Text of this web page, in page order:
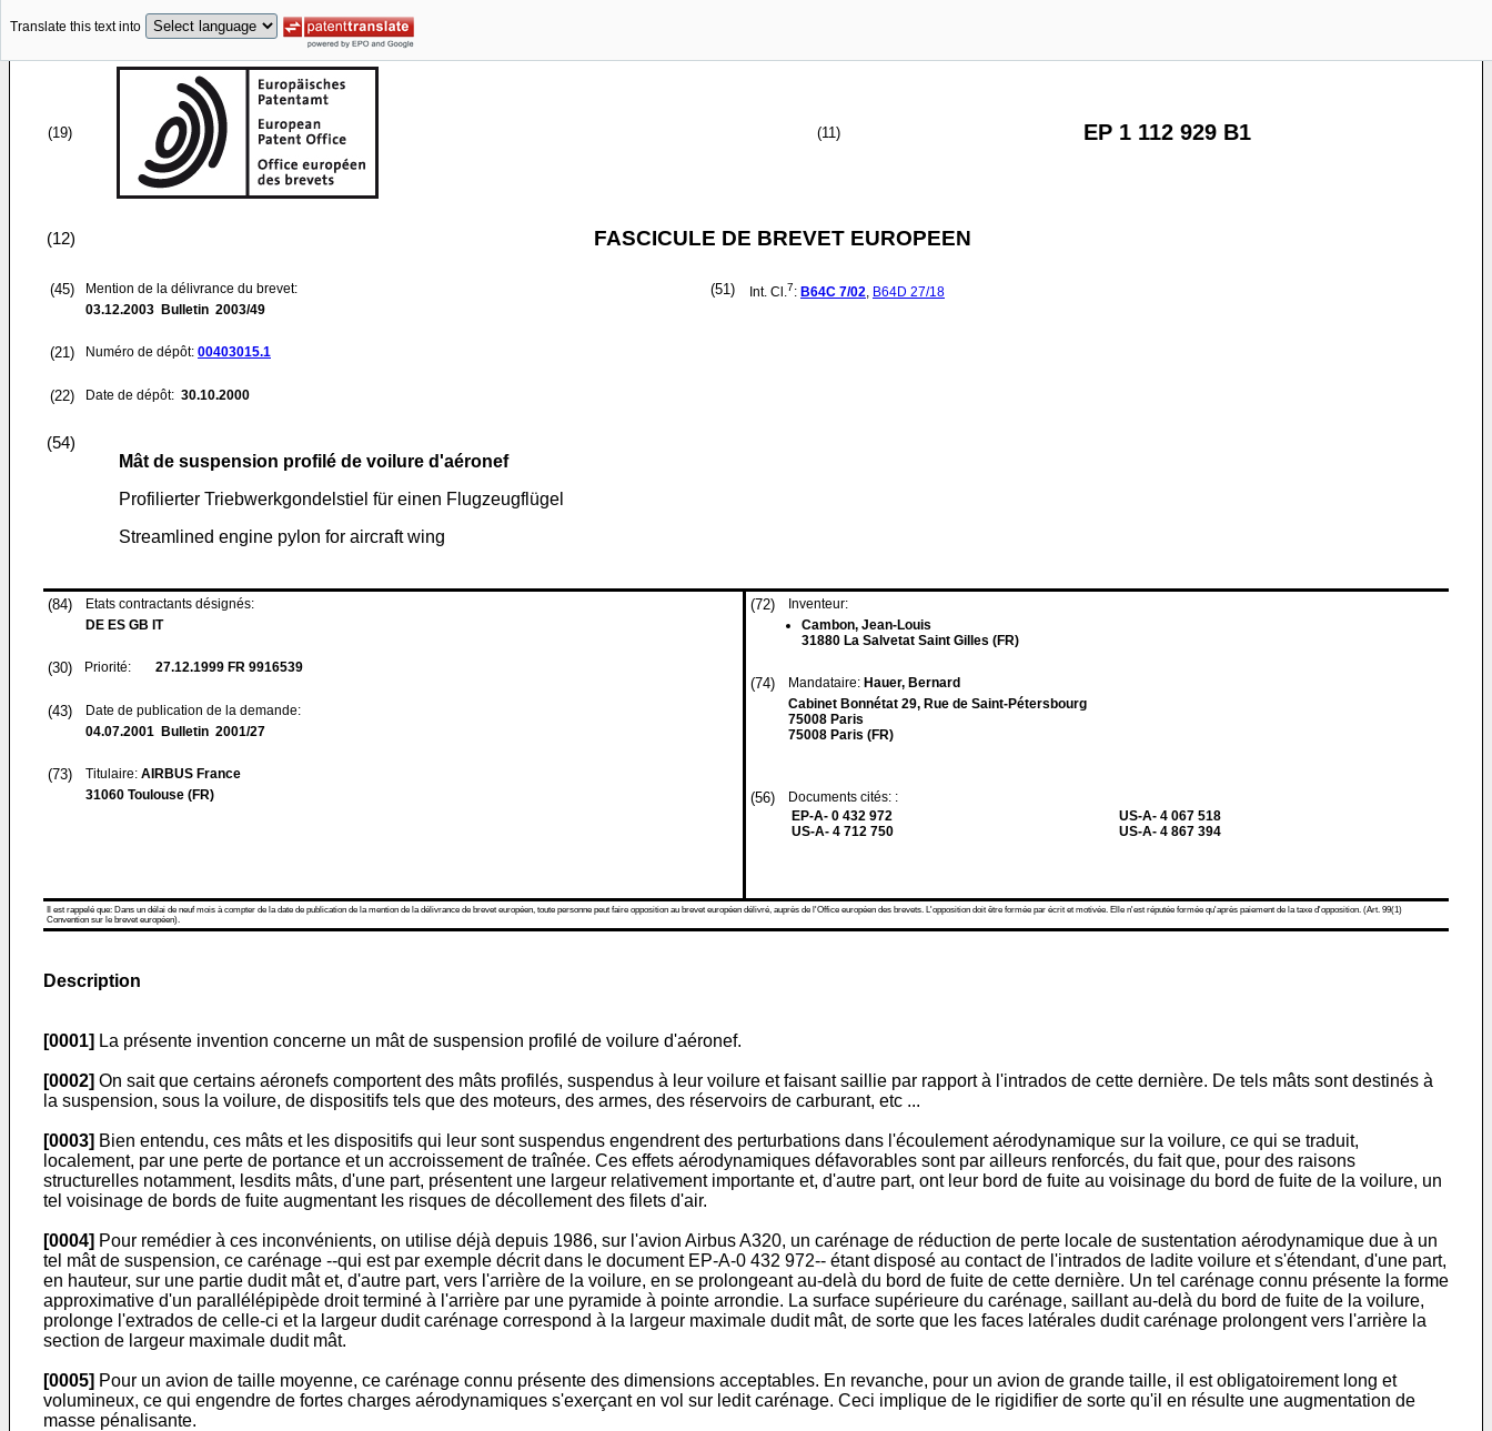
Translate this text into
(19) (11) EP 1 112 929 B1
(12) FASCICULE DE BREVET EUROPEEN
(45)
Mention de la délivrance du brevet:
03.12.2003 Bulletin 2003/49
(21) Numéro de dépôt: 00403015.1
(22) Date de dépôt: 30.10.2000
(51) Int. Cl.7: B64C 7/02, B64D 27/18
(54)
Mât de suspension profilé de voilure d'aéronef
Profilierter Triebwerkgondelstiel für einen Flugzeugflügel
Streamlined engine pylon for aircraft wing
(84)
Etats contractants désignés:
DE ES GB IT
(30) Priorité: 27.12.1999 FR 9916539
(43)
Date de publication de la demande:
04.07.2001 Bulletin 2001/27
(73) Titulaire: AIRBUS France
31060 Toulouse (FR)
(72)
Inventeur:
Cambon, Jean-Louis
31880 La Salvetat Saint Gilles (FR)
(74) Mandataire: Hauer, Bernard
Cabinet Bonnétat 29, Rue de Saint-Pétersbourg
75008 Paris
75008 Paris (FR)
(56)
Documents cités: :
EP-A- 0 432 972
US-A- 4 712 750
US-A- 4 067 518
US-A- 4 867 394
Il est rappelé que: Dans un délai de neuf mois à compter de la date de publication de la mention de la délivrance de brevet européen, toute personne peut faire opposition au brevet européen délivré, auprès de l'Office européen des brevets. L'opposition doit être formée par écrit et motivée. Elle n'est réputée formée qu'après paiement de la taxe d'opposition. (Art. 99(1)
Convention sur le brevet européen).
Description
[0001] La présente invention concerne un mât de suspension profilé de voilure d'aéronef.
[0002] On sait que certains aéronefs comportent des mâts profilés, suspendus à leur voilure et faisant saillie par rapport à l'intrados de cette dernière. De tels mâts sont destinés à
la suspension, sous la voilure, de dispositifs tels que des moteurs, des armes, des réservoirs de carburant, etc ...
[0003] Bien entendu, ces mâts et les dispositifs qui leur sont suspendus engendrent des perturbations dans l'écoulement aérodynamique sur la voilure, ce qui se traduit,
localement, par une perte de portance et un accroissement de traînée. Ces effets aérodynamiques défavorables sont par ailleurs renforcés, du fait que, pour des raisons
structurelles notamment, lesdits mâts, d'une part, présentent une largeur relativement importante et, d'autre part, ont leur bord de fuite au voisinage du bord de fuite de la voilure, un
tel voisinage de bords de fuite augmentant les risques de décollement des filets d'air.
[0004] Pour remédier à ces inconvénients, on utilise déjà depuis 1986, sur l'avion Airbus A320, un carénage de réduction de perte locale de sustentation aérodynamique due à un
tel mât de suspension, ce carénage --qui est par exemple décrit dans le document EP-A-0 432 972-- étant disposé au contact de l'intrados de ladite voilure et s'étendant, d'une part,
en hauteur, sur une partie dudit mât et, d'autre part, vers l'arrière de la voilure, en se prolongeant au-delà du bord de fuite de cette dernière. Un tel carénage connu présente la forme
approximative d'un parallélépipède droit terminé à l'arrière par une pyramide à pointe arrondie. La surface supérieure du carénage, saillant au-delà du bord de fuite de la voilure,
prolonge l'extrados de celle-ci et la largeur dudit carénage correspond à la largeur maximale dudit mât, de sorte que les faces latérales dudit carénage prolongent vers l'arrière la
section de largeur maximale dudit mât.
[0005] Pour un avion de taille moyenne, ce carénage connu présente des dimensions acceptables. En revanche, pour un avion de grande taille, il est obligatoirement long et
volumineux, ce qui engendre de fortes charges aérodynamiques s'exerçant en vol sur ledit carénage. Ceci implique de le rigidifier de sorte qu'il en résulte une augmentation de
masse pénalisante.